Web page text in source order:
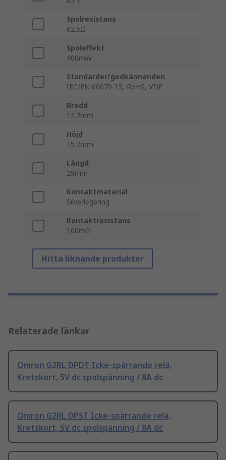
Spolresistans
62.5Ω
Spoleffekt
400mW
Standarder/godkännanden
IEC/EN 60079-15, RoHS, VDE
Bredd
12.7mm
Höjd
15.7mm
Längd
29mm
Kontaktmaterial
Silverlegering
Kontaktresistans
100mΩ
Hitta liknande produkter
Relaterade länkar
Omron G2RL DPDT Icke-spärrande relä,
Kretskort, 5V dc spolspänning / 8A dc
Omron G2RL DPST Icke-spärrande relä,
Kretskort, 5V dc spolspänning / 8A dc